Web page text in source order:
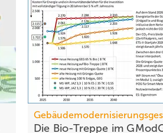
Die Bio-Treppe im